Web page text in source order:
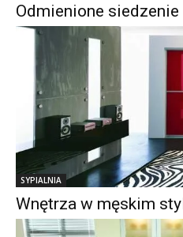
Odmienione siedzenie
SYPIALNIA
Wnętrza w męskim